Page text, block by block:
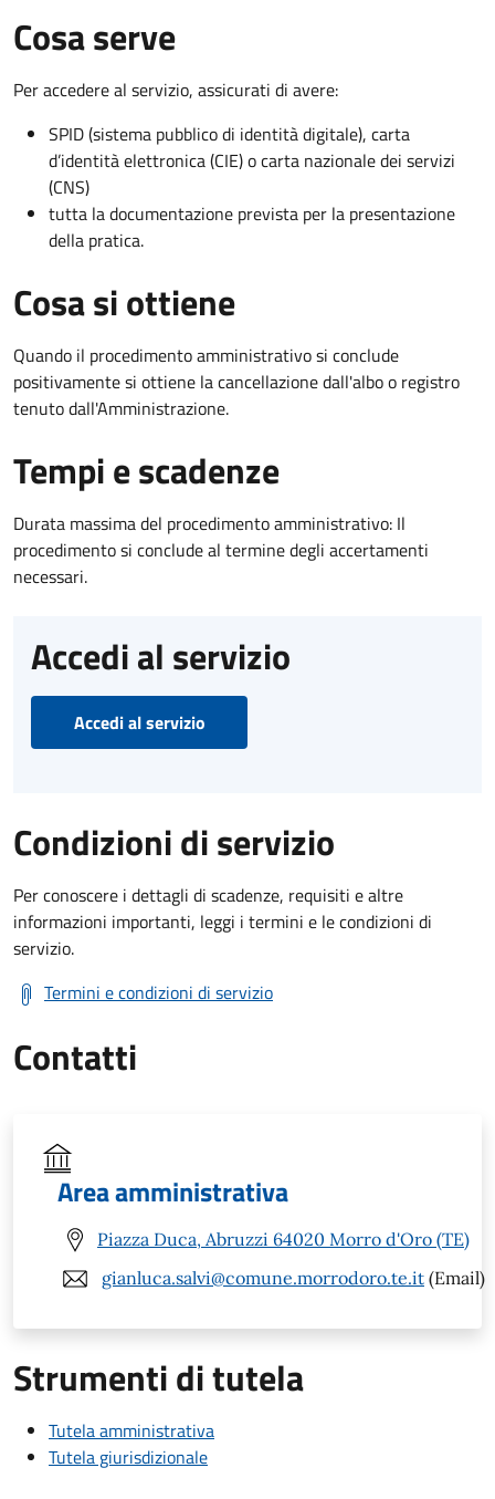
Cosa serve
Per accedere al servizio, assicurati di avere:
SPID (sistema pubblico di identità digitale), carta
d’identità elettronica (CIE) o carta nazionale dei servizi
(CNS)
tutta la documentazione prevista per la presentazione
della pratica.
Cosa si ottiene
Quando il procedimento amministrativo si conclude
positivamente si ottiene la cancellazione dall'albo o registro
tenuto dall'Amministrazione.
Tempi e scadenze
Durata massima del procedimento amministrativo: Il
procedimento si conclude al termine degli accertamenti
necessari.
Accedi al servizio
Accedi al servizio
Condizioni di servizio
Per conoscere i dettagli di scadenze, requisiti e altre
informazioni importanti, leggi i termini e le condizioni di
servizio.
Termini e condizioni di servizio
Contatti
Area amministrativa
Piazza Duca, Abruzzi 64020 Morro d'Oro (TE)
gianluca.salvi@comune.morrodoro.te.it (Email)
Strumenti di tutela
Tutela amministrativa
Tutela giurisdizionale